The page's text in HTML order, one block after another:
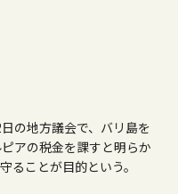
の地方議会で、バリ島を
アの税金を課すと明らか
ることが目的という。